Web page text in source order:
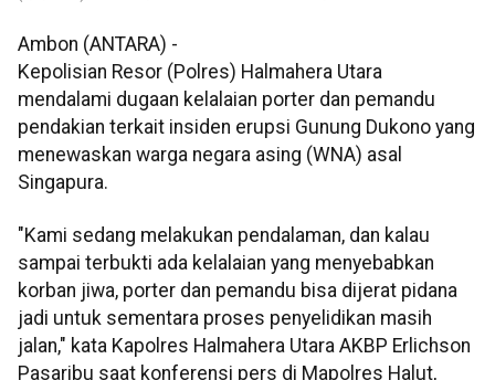
Ambon (ANTARA) -
Kepolisian Resor (Polres) Halmahera Utara
mendalami dugaan kelalaian porter dan pemandu
pendakian terkait insiden erupsi Gunung Dukono yang
menewaskan warga negara asing (WNA) asal
Singapura.
"Kami sedang melakukan pendalaman, dan kalau
sampai terbukti ada kelalaian yang menyebabkan
korban jiwa, porter dan pemandu bisa dijerat pidana
jadi untuk sementara proses penyelidikan masih
jalan," kata Kapolres Halmahera Utara AKBP Erlichson
Pasaribu saat konferensi pers di Mapolres Halut,